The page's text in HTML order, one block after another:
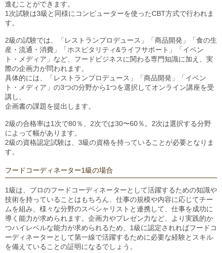
進むことができます。
1次試験は3級と同様にコンピューターを使ったCBT方式で行われま
す。
2級の試験では、「レストランプロデュース」「商品開発」「食の生
産・流通・消費」「ホスピタリティ&ライフサポート」「イベン
ト・メディア」など、フードビジネスに関わる専門知識に加え、実
際の企画力が問われます。
具体的には、「レストランプロデュース」「商品開発」「イベン
ト・メディア」の3つの分野から1つを選択してオンライン講座を受
講し、
企画書の課題を提出します。
2級の合格率は1次で80％、2次では30〜60％。2次は選択する分野
によって幅があります。
2級の資格認定試験は、3級の資格を持っていることが必要となりま
す。
フードコーディネーター1級の場合
1級は、プロのフードコーディネーターとして活躍するための知識や
技術を持っていることはもちろん、仕事の規模や内容に応じてチー
ムを組み、様々な分野のスペシャリストと連携して、仕事を成功に
導く能力が求められます。企画力やプレゼン力など、より実践的か
つハイレベルな能力が求められるため、1級に認定されればフードコ
ーディネーターとして第一線で活躍するために必要な経験とスキル
を備えていることの証明になるでしょう。